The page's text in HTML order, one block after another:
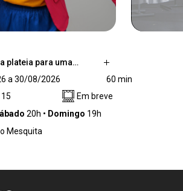
plateia para uma…
paradoxal e
da “maternagem” – esse
precisão para deixar, na
e as responsabilidade sobre
a 30/08/2026
60 min
Em breve
20h Domingo 19h
Mesquita